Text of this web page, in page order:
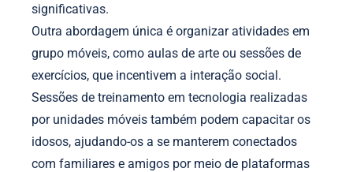
significativas.
Outra abordagem única é organizar atividades em
grupo móveis, como aulas de arte ou sessões de
exercícios, que incentivem a interação social.
Sessões de treinamento em tecnologia realizadas
por unidades móveis também podem capacitar os
idosos, ajudando-os a se manterem conectados
com familiares e amigos por meio de plataformas